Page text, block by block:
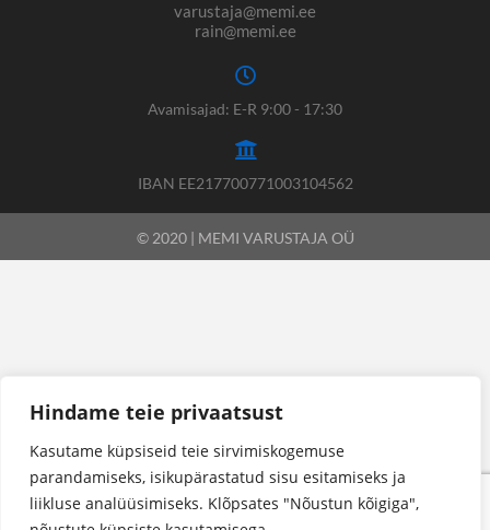
Hindame teie privaatsust
Kasutame küpsiseid teie sirvimiskogemuse
parandamiseks, isikupärastatud sisu esitamiseks ja
liikluse analüüsimiseks. Klõpsates "Nõustun kõigiga",
varustaja@memi.ee
rain@memi.ee
Avamisajad: E-R 9:00 - 17:30
IBAN EE217700771003104562
© 2020 | MEMI VARUSTAJA OÜ